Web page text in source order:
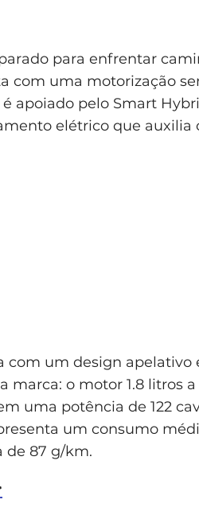
para enfrentar
com uma motorização
apoiado pelo Smart
elétrico que auxilia
com um design apelativo
marca: o motor 1.8 litros
uma potência de 122
um consumo
de 87 g/km.